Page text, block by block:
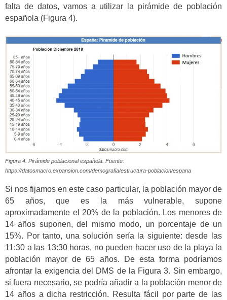
falta de datos, vamos a utilizar la pirámide de población
española (Figura 4).
Figura 4. Pirámide poblacional española. Fuente:
https://datosmacro.expansion.com/demografia/estructura-poblacion/espana
Si nos fijamos en este caso particular, la población mayor de
65 años, que es la más vulnerable, supone
aproximadamente el 20% de la población. Los menores de
14 años suponen, del mismo modo, un porcentaje de un
15%. Por tanto, una solución sería la siguiente: desde las
11:30 a las 13:30 horas, no pueden hacer uso de la playa la
población mayor de 65 años. De esta forma podríamos
afrontar la exigencia del DMS de la Figura 3. Sin embargo,
si fuera necesario, se podría añadir a la población menor de
14 años a dicha restricción. Resulta fácil por parte de las